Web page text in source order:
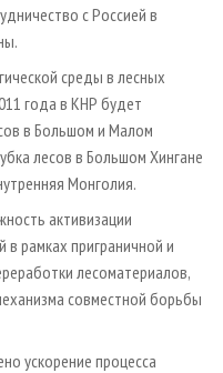
с Россией в
среды в лесных
года в КНР будет
в Большом и Малом
лесов в Большом Хингане
Монголия.
активизации
в рамках приграничной и
лесоматериалов,
совместной борьбы
ускорение процесса